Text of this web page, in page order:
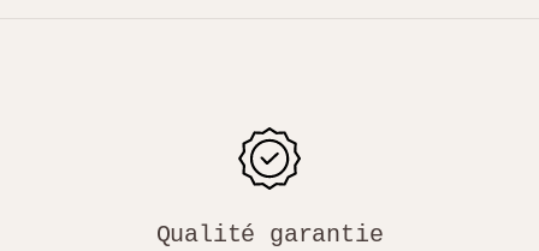
Qualité garantie